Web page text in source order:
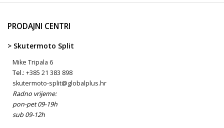
PRODAJNI CENTRI
> Skutermoto Split
Mike Tripala 6
Tel.: +385 21 383 898
skutermoto-split@globalplus.hr
Radno vrijeme:
pon-pet 09-19h
sub 09-12h